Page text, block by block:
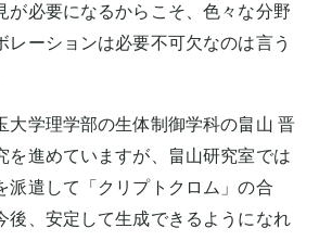
が必要になるからこそ、色々な分野
レーションは必要不可欠なのは言う
大学理学部の生体制御学科の畠山 晋
を進めていますが、畠山研究室では
派遣して「クリプトクロム」の合
後、安定して生成できるようになれ